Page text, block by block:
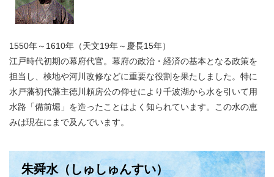
1550年～1610年（天文19年～慶長15年）
江戸時代初期の幕府代官。幕府の政治・経済の基本となる政策を
担当し、検地や河川改修などに重要な役割を果たしました。特に
水戸藩初代藩主徳川頼房公の仰せにより千波湖から水を引いて用
水路「備前堀」を造ったことはよく知られています。この水の恵
みは現在にまで及んでいます。
朱舜水（しゅしゅんすい）